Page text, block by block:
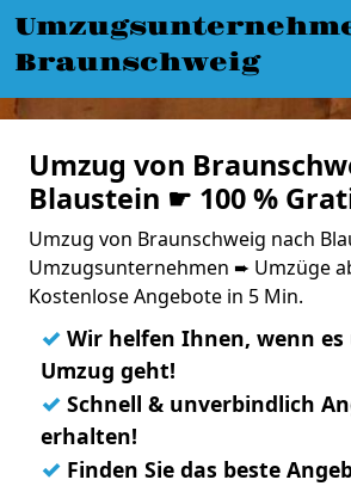
Braunschweig
Umzug von
Blaustein ☛ 100 %
Umzug von Braunschweig nach
Umzugsunternehmen ➨ Umzüge
Kostenlose Angebote in 5 Min.
✓ Wir helfen Ihnen, wenn
Umzug geht!
✓ Schnell & unverbindlich
erhalten!
✓ Finden Sie das beste